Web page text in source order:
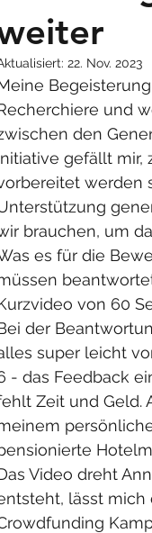
22. Nov. 2023
und
den
gefällt mir,
werden
brauchen, um
es für die
von 60
der
super leicht
- das Feedback
Zeit und Geld.
Video dreht
lässt mich